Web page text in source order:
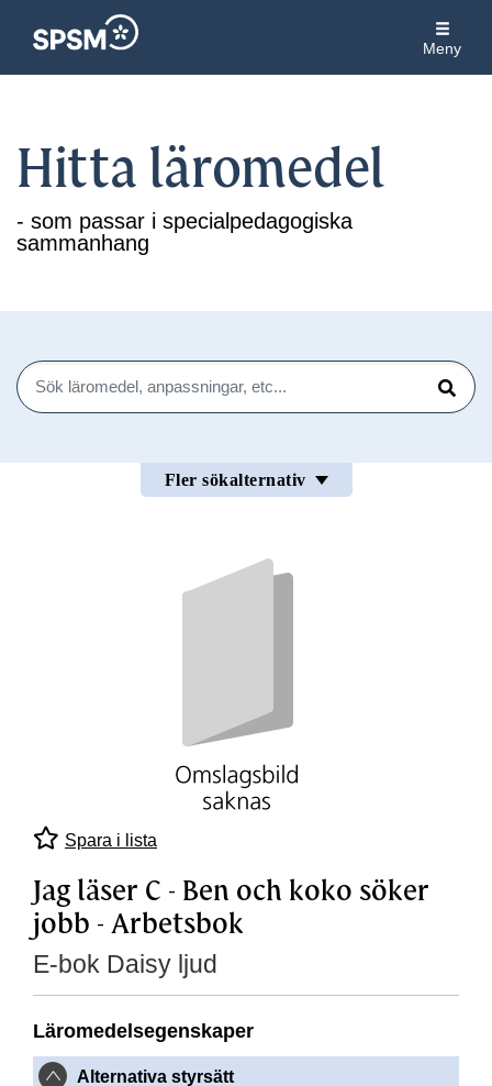
Meny
Hitta läromedel
- som passar i specialpedagogiska
sammanhang
Sök
Sök
Fler sökalternativ
Spara i lista
Jag läser C - Ben och koko söker
jobb - Arbetsbok
E-bok Daisy ljud
Läromedelsegenskaper
Alternativa styrsätt